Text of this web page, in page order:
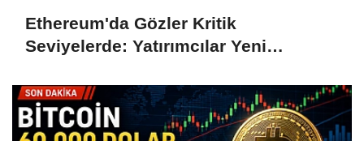
Ethereum'da Gözler Kritik
Seviyelerde: Yatırımcılar Yeni